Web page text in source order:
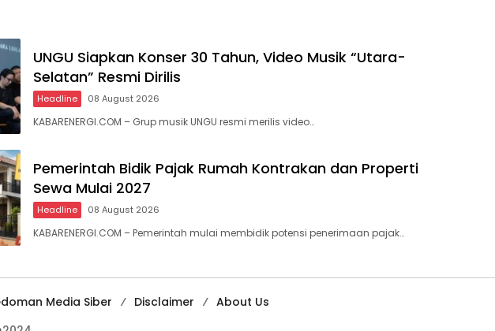
UNGU Siapkan Konser 30 Tahun, Video Musik “Utara-
Selatan” Resmi Dirilis
Headline 08 August 2026
KABARENERGI.COM – Grup musik UNGU resmi merilis video…
Pemerintah Bidik Pajak Rumah Kontrakan dan Properti
Sewa Mulai 2027
Headline 08 August 2026
KABARENERGI.COM – Pemerintah mulai membidik potensi penerimaan pajak…
Media Siber Disclaimer
About Us